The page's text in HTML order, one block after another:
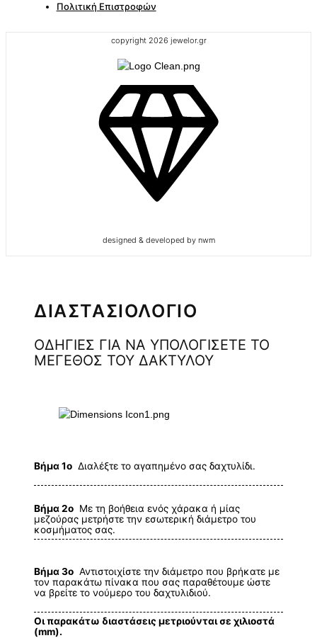
Πολιτική Επιστροφών
copyright 2026 jewelor.gr
designed & developed by nwm
ΔΙΑΣΤΑΣΙΟΛΟΓΙΟ
ΟΔΗΓΙΕΣ ΓΙΑ ΝΑ ΥΠΟΛΟΓΙΣΕΤΕ ΤΟ
ΜΕΓΕΘΟΣ ΤΟΥ ΔΑΚΤΥΛΟΥ
Βήμα 1ο Διαλέξτε το αγαπημένο σας δαχτυλίδι.
Βήμα 2ο Με τη βοήθεια ενός χάρακα ή μίας
μεζούρας μετρήστε την εσωτερική διάμετρο του
κοσμήματος σας.
Βήμα 3ο Αντιστοιχίστε την διάμετρο που βρήκατε με
τον παρακάτω πίνακα που σας παραθέτουμε ώστε
να βρείτε το νούμερο του δαχτυλιδιού.
Οι παρακάτω διαστάσεις μετριούνται σε χιλιοστά
(mm).